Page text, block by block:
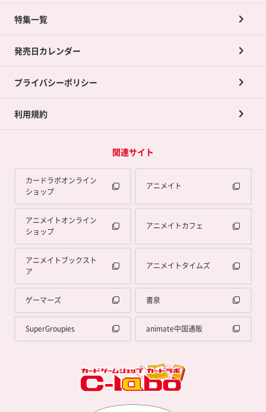
ネット買取について
買取承諾書について
ポイントカードTOP
ポイント交換景品
特集一覧
発売日カレンダー
プライバシーポリシー
利用規約
関連サイト
カードラボオンライン
ショップ
アニメイト
アニメイトオンライン
ショップ
アニメイトカフェ
アニメイトブックスト
ア
アニメイトタイムズ
ゲーマーズ 書泉
SuperGroupies animate中国通販